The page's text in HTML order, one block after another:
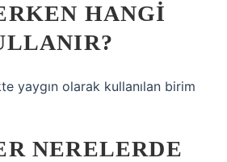
HANGI
yaygın olarak kullanılan birim
NERELERDE